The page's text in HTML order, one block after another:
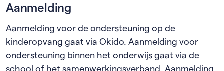
Aanmelding
Aanmelding voor de ondersteuning op de
kinderopvang gaat via Okido. Aanmelding voor
ondersteuning binnen het onderwijs gaat via de
school of het samenwerkingsverband. Aanmelding